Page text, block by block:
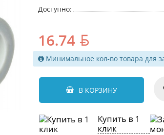
Доступно:
16.74
Минимальное кол-во товара для
В КОРЗИНУ
Купить в 1
клик